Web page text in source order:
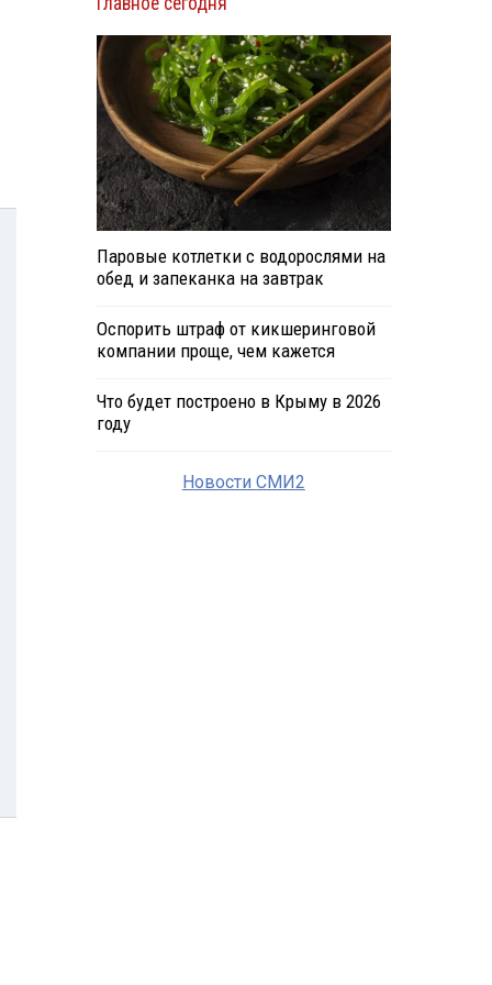
Паровые котлетки с водорослями на
обед и запеканка на завтрак
Оспорить штраф от кикшеринговой
компании проще, чем кажется
Что будет построено в Крыму в 2026
году
Новости СМИ2